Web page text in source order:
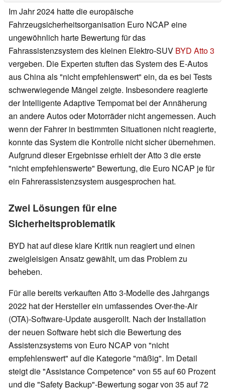
Im Jahr 2024 hatte die europäische
Fahrzeugsicherheitsorganisation Euro NCAP eine
ungewöhnlich harte Bewertung für das
Fahrassistenzsystem des kleinen Elektro-SUV BYD Atto 3
vergeben. Die Experten stuften das System des E-Autos
aus China als "nicht empfehlenswert" ein, da es bei Tests
schwerwiegende Mängel zeigte. Insbesondere reagierte
der Intelligente Adaptive Tempomat bei der Annäherung
an andere Autos oder Motorräder nicht angemessen. Auch
wenn der Fahrer in bestimmten Situationen nicht reagierte,
konnte das System die Kontrolle nicht sicher übernehmen.
Aufgrund dieser Ergebnisse erhielt der Atto 3 die erste
"nicht empfehlenswerte" Bewertung, die Euro NCAP je für
ein Fahrerassistenzsystem ausgesprochen hat.
Zwei Lösungen für eine
Sicherheitsproblematik
BYD hat auf diese klare Kritik nun reagiert und einen
zweigleisigen Ansatz gewählt, um das Problem zu
beheben.
Für alle bereits verkauften Atto 3-Modelle des Jahrgangs
2022 hat der Hersteller ein umfassendes Over-the-Air
(OTA)-Software-Update ausgerollt. Nach der Installation
der neuen Software hebt sich die Bewertung des
Assistenzsystems von Euro NCAP von "nicht
empfehlenswert" auf die Kategorie "mäßig". Im Detail
steigt die "Assistance Competence" von 55 auf 60 Prozent
und die "Safety Backup"-Bewertung sogar von 35 auf 72